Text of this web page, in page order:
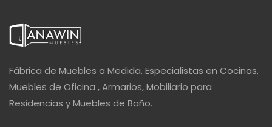
Fábrica de Muebles a Medida. Especialistas en Cocinas,
Muebles de Oficina , Armarios, Mobiliario para
Residencias y Muebles de Baño.